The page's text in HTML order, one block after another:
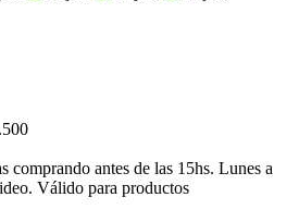
comprando antes de las 15hs. Lunes a
Válido para productos